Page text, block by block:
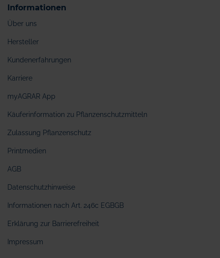
Informationen
Über uns
Hersteller
Kundenerfahrungen
Karriere
myAGRAR App
Käuferinformation zu Pflanzenschutzmitteln
Zulassung Pflanzenschutz
Printmedien
AGB
Datenschutzhinweise
Informationen nach Art. 246c EGBGB
Erklärung zur Barrierefreiheit
Impressum